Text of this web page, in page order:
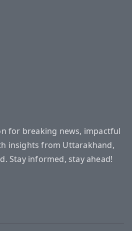
for breaking news, impactful
insights from Uttarakhand,
Stay informed, stay ahead!